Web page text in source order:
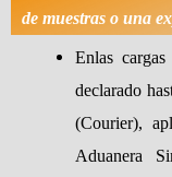
de muestras o una
Enlas
declarado
(Courier),
Aduanera